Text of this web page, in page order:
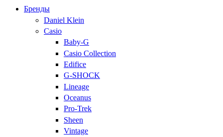
Бренды
Daniel Klein
Casio
Baby-G
Casio Collection
Edifice
G-SHOCK
Lineage
Oceanus
Pro-Trek
Sheen
Vintage